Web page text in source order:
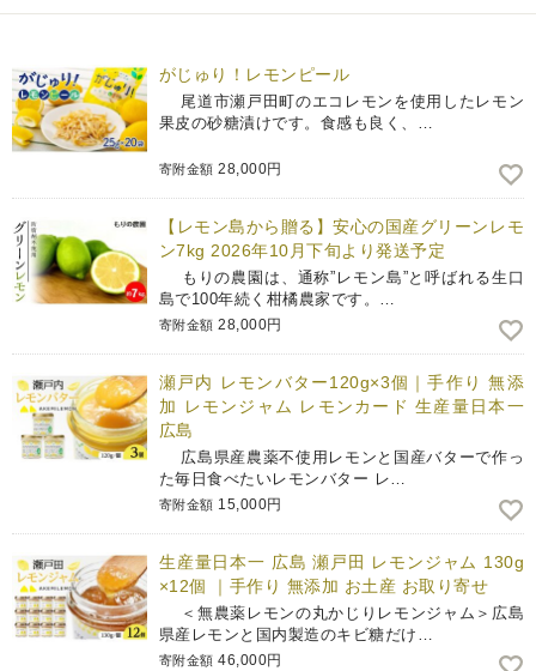
がじゅり！レモンピール
尾道市瀬戸田町のエコレモンを使用したレモン
果皮の砂糖漬けです。食感も良く、…
寄附金額 28,000円
【レモン島から贈る】安心の国産グリーンレモ
ン7kg 2026年10月下旬より発送予定
もりの農園は、通称”レモン島”と呼ばれる生口
島で100年続く柑橘農家です。…
寄附金額 28,000円
瀬戸内 レモンバター120g×3個｜手作り 無添
加 レモンジャム レモンカード 生産量日本一
広島
広島県産農薬不使用レモンと国産バターで作っ
た毎日食べたいレモンバター レ…
寄附金額 15,000円
生産量日本一 広島 瀬戸田 レモンジャム 130g
×12個 ｜手作り 無添加 お土産 お取り寄せ
＜無農薬レモンの丸かじりレモンジャム＞広島
県産レモンと国内製造のキビ糖だけ…
寄附金額 46,000円